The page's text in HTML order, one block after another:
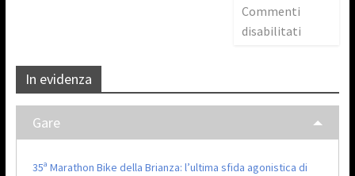
Commenti
disabilitati
In evidenza
Gare
35ª Marathon Bike della Brianza: l’ultima sfida agonistica di